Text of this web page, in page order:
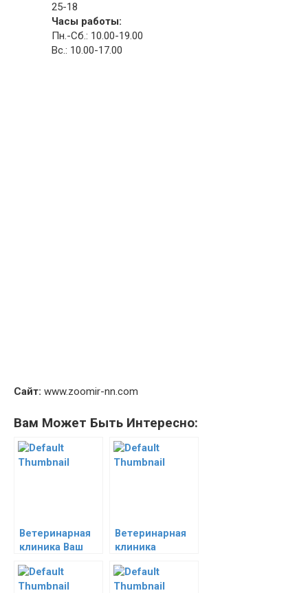
25-18
Часы работы:
Пн.-Сб.: 10.00-19.00
Вс.: 10.00-17.00
Сайт: www.zoomir-nn.com
Вам Может Быть Интересно:
Ветеринарная
клиника Ваш
Ветеринарная
клиника
(Автозаводской
р-н)